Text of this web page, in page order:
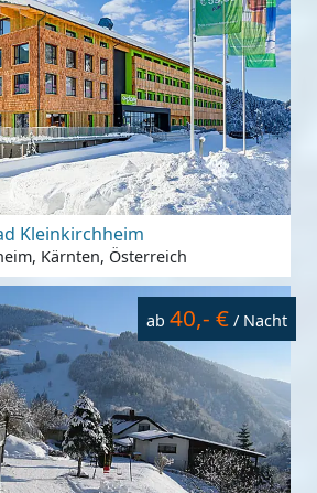
Kleinkirchheim
Kärnten, Österreich
ab 40,- € / Nacht